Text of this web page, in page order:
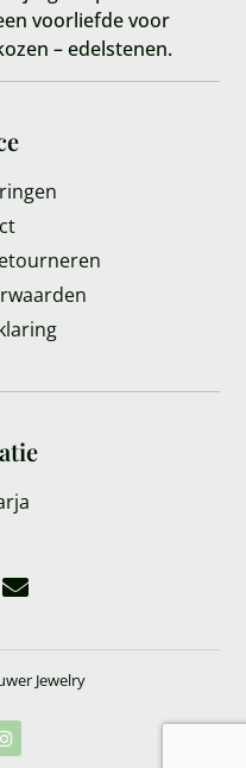
voorliefde voor
– edelstenen.
Jewelry